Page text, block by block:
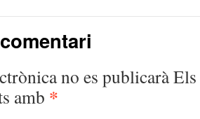
no es publicaràEls
amb *